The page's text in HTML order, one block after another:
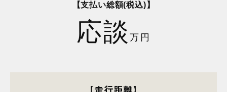
【支払い総額(税込)】
応談 万円